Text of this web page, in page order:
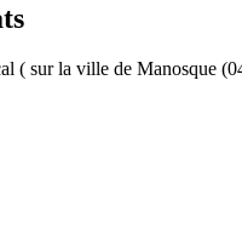
( sur la ville de Manosque